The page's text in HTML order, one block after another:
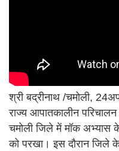
श्री बद्रीनाथ /चमोली,
राज्य आपातकालीन
चमोली जिले में मॉक अभ्यास
को परखा। इस दौरान जिले